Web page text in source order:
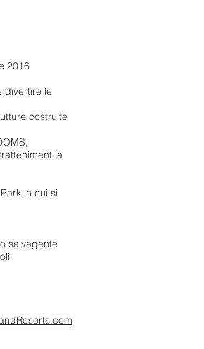
2016
divertire le
costruite
a
in cui si
salvagente